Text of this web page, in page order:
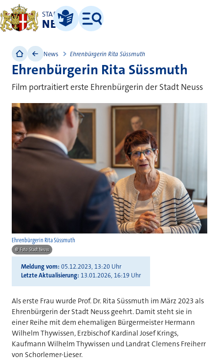
STADT
NEUSS
Leichte Sprache
Menü
Ehrenbürgerin Rita Süssmuth
© Foto: Stadt Neuss
News Ehrenbürgerin Rita Süssmuth
Ehrenbürgerin Rita Süssmuth
Film portraitiert erste Ehrenbürgerin der Stadt Neuss
Meldung vom 05.12.2023, 13:20 Uhr
Letzte Aktualisierung 13.01.2026, 16:19 Uhr
Als erste Frau wurde Prof. Dr. Rita Süssmuth im März 2023 als
Ehrenbürgerin der Stadt Neuss geehrt. Damit steht sie in
einer Reihe mit dem ehemaligen Bürgermeister Hermann
Wilhelm Thywissen, Erzbischof Kardinal Josef Krings,
Kaufmann Wilhelm Thywissen und Landrat Clemens Freiherr
von Schorlemer-Lieser.